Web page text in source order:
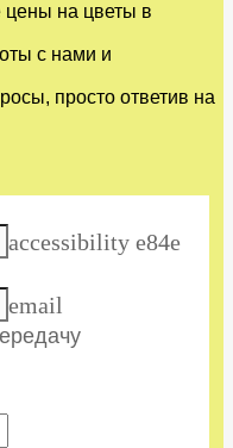
цены на цветы в
с нами и
просто ответив на
accessibility e84e
email